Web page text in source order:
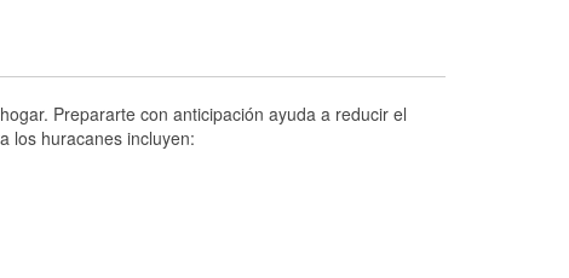
Prepararte con anticipación ayuda a reducir el
los huracanes incluyen: